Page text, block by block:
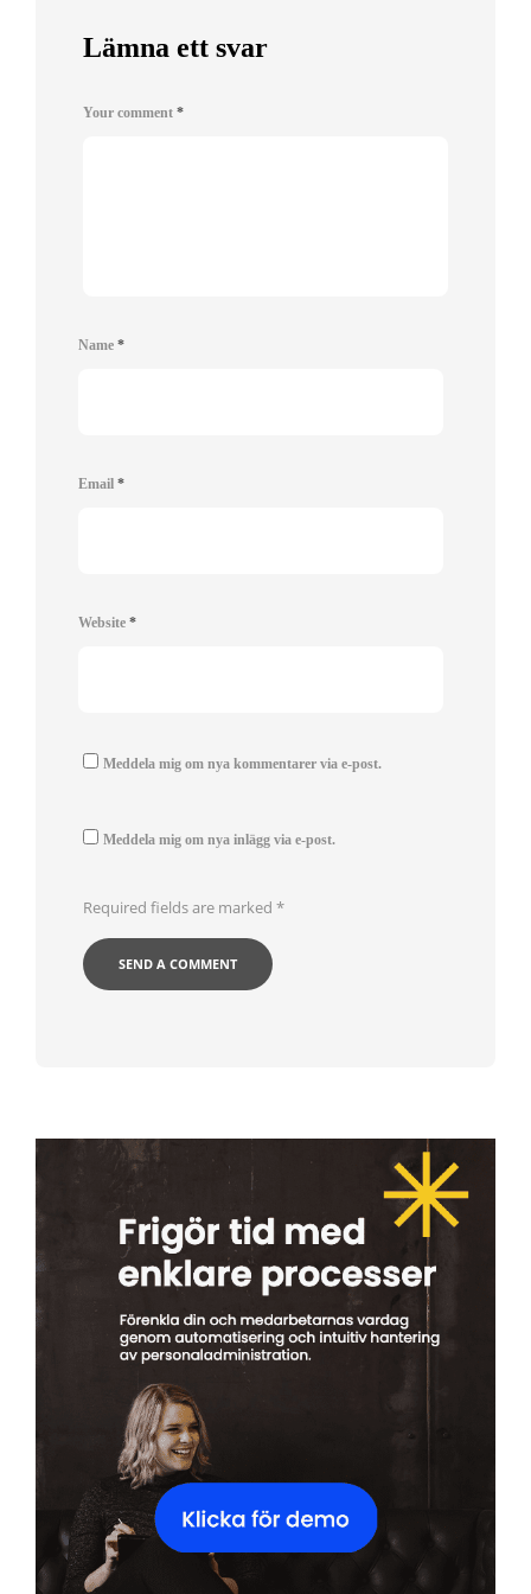
Lämna ett svar
Your comment *
Name *
Email *
Website *
Meddela mig om nya kommentarer via e-post.
Meddela mig om nya inlägg via e-post.
Required fields are marked *